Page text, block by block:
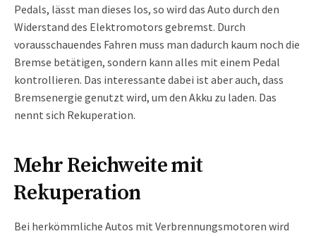
Pedals, lässt man dieses los, so wird das Auto durch den
Widerstand des Elektromotors gebremst. Durch
vorausschauendes Fahren muss man dadurch kaum noch die
Bremse betätigen, sondern kann alles mit einem Pedal
kontrollieren. Das interessante dabei ist aber auch, dass
Bremsenergie genutzt wird, um den Akku zu laden. Das
nennt sich Rekuperation.
Mehr Reichweite mit
Rekuperation
Bei herkömmliche Autos mit Verbrennungsmotoren wird